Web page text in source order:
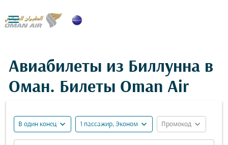

Авиабилеты из Биллунна в
Оман. Билеты Oman Air
В один конец expand_more 1 пассажир, Эконом expand_more Промокод expand_more